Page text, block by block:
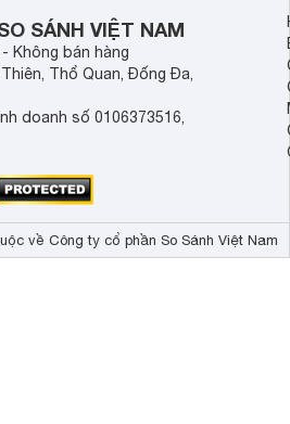
SÁNH VIỆT NAM
Không bán hàng
Thổ Quan, Đống Đa,
doanh số 0106373516,
về Công ty cổ phần So Sánh Việt Nam